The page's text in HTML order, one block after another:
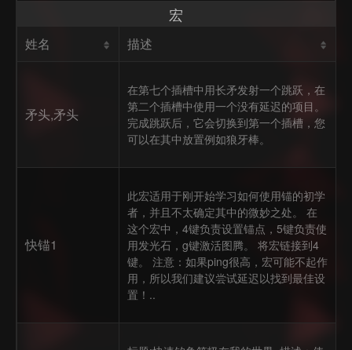
宏
姓名 描述
矛头,矛头
在第七个插槽中用长矛发射一个跳跃，在
第二个插槽中使用一个没有延迟的项目。
完成跳跃后，它会切换到第一个插槽，您
可以在其中放置例如狼牙棒。
快锚1
此宏适用于刚开始学习如何使用锚的初学
者，并且不太确定其中的微妙之处。 在
这个宏中，4键负责设置锚点，5键负责使
用发光石，g键激活图腾。 将宏链接到4
键。 注意：如果ping很高，宏可能不起作
用，所以我们建议尝试延迟以找到最佳设
置！..